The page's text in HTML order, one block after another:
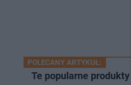
POLECANY ARTYKUŁ:
Te popularne